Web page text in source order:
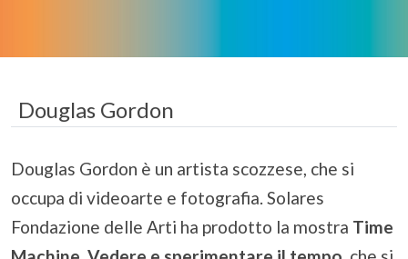
Douglas Gordon
Douglas Gordon è un artista scozzese, che si
occupa di videoarte e fotografia. Solares
Fondazione delle Arti ha prodotto la mostra Time